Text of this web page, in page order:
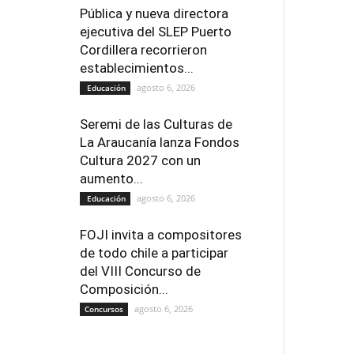
Pública y nueva directora
ejecutiva del SLEP Puerto
Cordillera recorrieron
establecimientos...
Educación agosto 6, 2026
Seremi de las Culturas de
La Araucanía lanza Fondos
Cultura 2027 con un
aumento...
Educación agosto 6, 2026
FOJI invita a compositores
de todo chile a participar
del VIII Concurso de
Composición...
Concursos agosto 6, 2026